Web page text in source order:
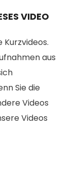
VIDEO
aus
Sie die
Videos
Videos